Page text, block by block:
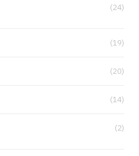
(24)
(19)
(20)
(14)
(2)